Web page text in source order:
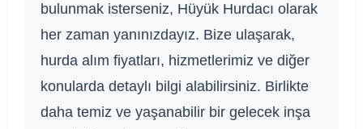
bulunmak isterseniz, Hüyük Hurdacı olarak
her zaman yanınızdayız. Bize ulaşarak,
hurda alım fiyatları, hizmetlerimiz ve diğer
konularda detaylı bilgi alabilirsiniz. Birlikte
daha temiz ve yaşanabilir bir gelecek inşa